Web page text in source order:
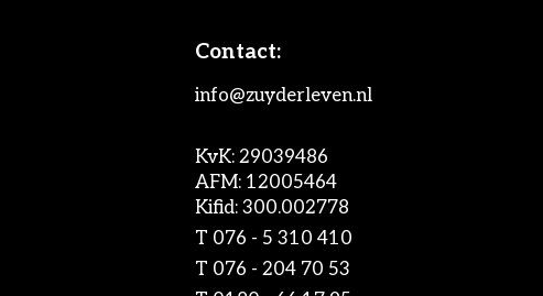
Contact:
info@zuyderleven.nl
KvK: 29039486
AFM: 12005464
Kifid: 300.002778
T 076 - 5 310 410
T 076 - 204 70 53